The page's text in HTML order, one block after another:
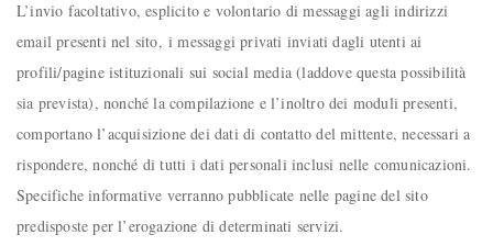
L’invio facoltativo, esplicito e volontario di messaggi agli indirizzi
email presenti nel sito, i messaggi privati inviati dagli utenti ai
profili/pagine istituzionali sui social media (laddove questa possibilità
sia prevista), nonché la compilazione e l’inoltro dei moduli presenti,
comportano l’acquisizione dei dati di contatto del mittente, necessari a
rispondere, nonché di tutti i dati personali inclusi nelle comunicazioni.
Specifiche informative verranno pubblicate nelle pagine del sito
predisposte per l’erogazione di determinati servizi.